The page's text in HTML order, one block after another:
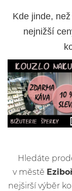
Kde jinde, než
nejnižší
Hledáte
v městě
nejširší výběr